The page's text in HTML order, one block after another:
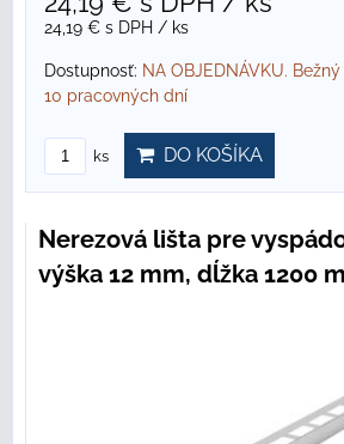
24,19 € s DPH / ks
Dostupnosť: NA OBJEDNÁVKU.
10 pracovných dní
ks DO KOŠÍKA
Nerezová lišta pre
výška 12 mm, dĺžka 1200